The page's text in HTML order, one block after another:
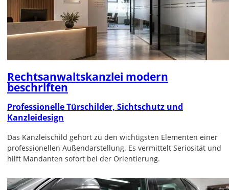
Rechtsanwaltskanzlei modern
beschriften
Professionelle Türschilder, Sichtschutz und
Kanzleidesign
Das Kanzleischild gehört zu den wichtigsten Elementen einer
professionellen Außendarstellung. Es vermittelt Seriosität und
hilft Mandanten sofort bei der Orientierung.